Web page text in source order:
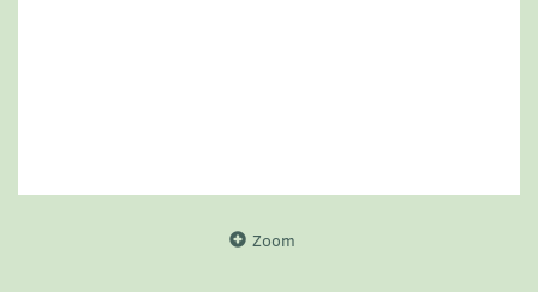
Zoom